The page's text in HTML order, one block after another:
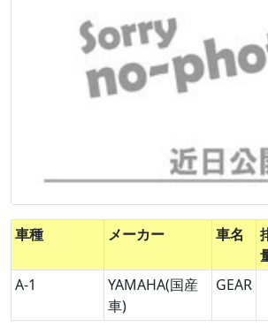
車種 メーカー 車名
A-1
YAMAHA(国産
車)
GEAR